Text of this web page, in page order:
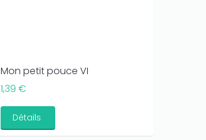
Mon petit pouce VI
1,39 €
Détails